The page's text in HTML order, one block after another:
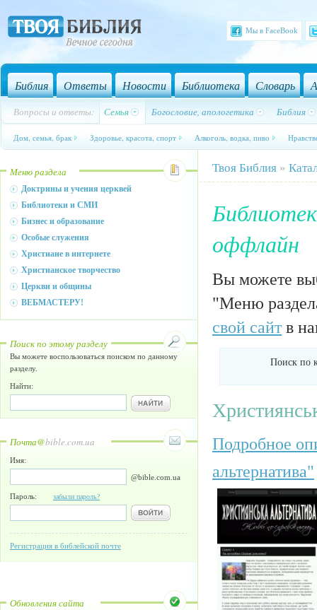
Мы в FaceBook
Библия Ответы Новости Библиотека Словарь
Вопросы и ответы: Семья Богословие, апологетика Библия
Дом, семья, брак Здоровье, красота, спорт Алкоголь, водка, пиво
Меню раздела
Доктрины и учения церквей
Библиотеки и СМИ
Бизнес и образование
Особые служения
Христиане в интернете
Христианское творчество
Церкви и общины
ВЕБМАСТЕРУ!
Поиск по этому разделу
Вы можете воспользоваться поиском по данному
разделу.
Найти:
Почта@bible.com.ua
Имя:
@bible.com.ua
Пароль: забыли пароль?
Регистрация в библейской почте
Обновления сайта
Твоя Библия »
оффлайн
Вы можете
"Меню
свой сайтв
Поиск по
Подробное
альтернатива"